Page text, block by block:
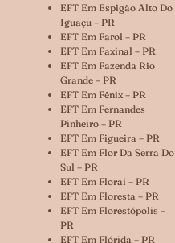
EFT Em Espigão Alto Do
Iguaçu – PR
EFT Em Farol – PR
EFT Em Faxinal – PR
EFT Em Fazenda Rio
Grande – PR
EFT Em Fênix – PR
EFT Em Fernandes
Pinheiro – PR
EFT Em Figueira – PR
EFT Em Flor Da Serra Do
Sul – PR
EFT Em Floraí – PR
EFT Em Floresta – PR
EFT Em Florestópolis –
PR
EFT Em Flórida – PR